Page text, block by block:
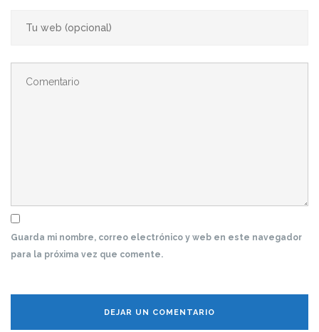
Guarda mi nombre, correo electrónico y web en este navegador
para la próxima vez que comente.